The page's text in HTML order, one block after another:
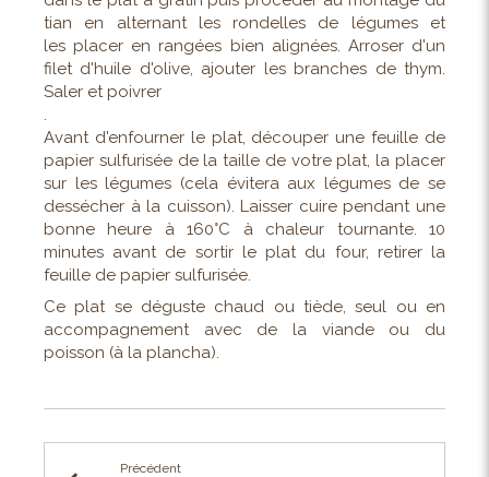
tian en alternant les rondelles de légumes et
les placer en rangées bien alignées. Arroser d'un
filet d'huile d'olive, ajouter les branches de thym.
Saler et poivrer
.
Avant d'enfourner le plat, découper une feuille de
papier sulfurisée de la taille de votre plat, la placer
sur les légumes (cela évitera aux légumes de se
dessécher à la cuisson). Laisser cuire pendant une
bonne heure à 160°C à chaleur tournante. 10
minutes avant de sortir le plat du four, retirer la
feuille de papier sulfurisée.
Ce plat se déguste chaud ou tiède, seul ou en
accompagnement avec de la viande ou du
poisson (à la plancha).
Précédent